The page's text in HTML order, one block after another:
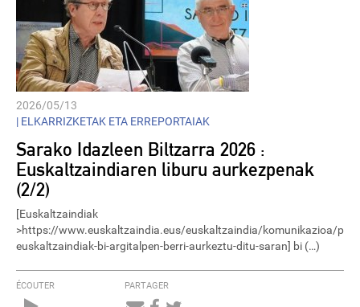
2026/05/13
| ELKARRIZKETAK ETA ERREPORTAIAK
Sarako Idazleen Biltzarra 2026 :
Euskaltzaindiaren liburu aurkezpenak
(2/2)
[Euskaltzaindiak
>https://www.euskaltzaindia.eus/euskaltzaindia/komunikazioa/
euskaltzaindiak-bi-argitalpen-berri-aurkeztu-ditu-saran] bi (…)
ÉCOUTER PARTAGER